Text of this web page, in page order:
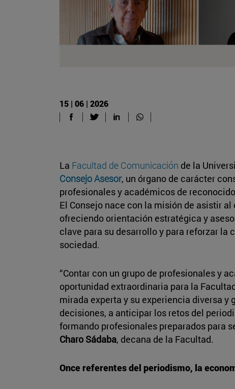
15 | 06 | 2026
La Facultad de Comunicación de la
Consejo Asesor, un órgano de carácter
profesionales y académicos de
El Consejo nace con la misión de asistir
ofreciendo orientación estratégica y
clave para su desarrollo y para reforzar la
sociedad.
“Contar con un grupo de profesionales y
oportunidad extraordinaria para la
mirada experta y su experiencia diversa y
decisiones, a anticipar los retos del
formando profesionales preparados para
Charo Sádaba, decana de la Facultad.
Once referentes del periodismo, la